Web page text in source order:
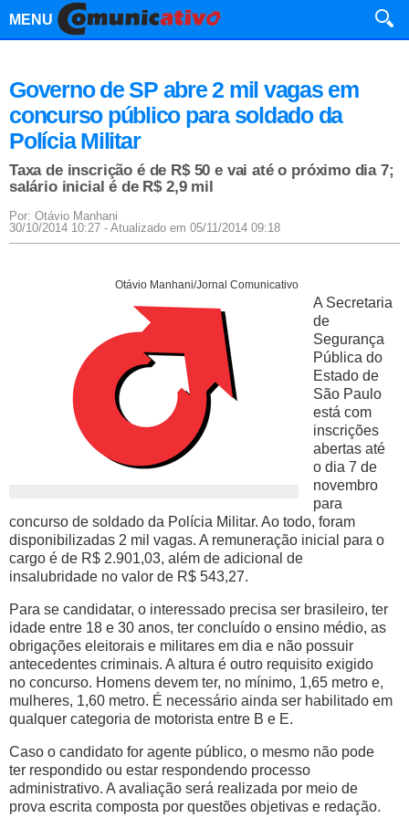
MENU
Governo de SP abre 2 mil vagas em
concurso público para soldado da
Polícia Militar
Taxa de inscrição é de R$ 50 e vai até o próximo dia 7;
salário inicial é de R$ 2,9 mil
Por: Otávio Manhani
30/10/2014 10:27 - Atualizado em 05/11/2014 09:18
Otávio Manhani/Jornal Comunicativo
A Secretaria
de
Segurança
Pública do
Estado de
São Paulo
está com
inscrições
abertas até
o dia 7 de
novembro
para
concurso de soldado da Polícia Militar. Ao todo, foram
disponibilizadas 2 mil vagas. A remuneração inicial para o
cargo é de R$ 2.901,03, além de adicional de
insalubridade no valor de R$ 543,27.
Para se candidatar, o interessado precisa ser brasileiro, ter
idade entre 18 e 30 anos, ter concluído o ensino médio, as
obrigações eleitorais e militares em dia e não possuir
antecedentes criminais. A altura é outro requisito exigido
no concurso. Homens devem ter, no mínimo, 1,65 metro e,
mulheres, 1,60 metro. É necessário ainda ser habilitado em
qualquer categoria de motorista entre B e E.
Caso o candidato for agente público, o mesmo não pode
ter respondido ou estar respondendo processo
administrativo. A avaliação será realizada por meio de
prova escrita composta por questões objetivas e redação.